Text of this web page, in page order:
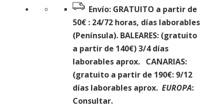
Envío: GRATUITO a partir de
50€: 24/72 horas, días laborables
(Península). BALEARES: (gratuito
a partir de 140€)3/4 días
laborables aprox. CANARIAS:
(gratuito a partir de 190€: 9/12
días laborables aprox. EUROPA:
Consultar.